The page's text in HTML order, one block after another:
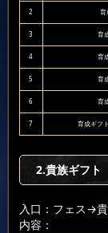
2 育
3 育
4 育
5 育
6 育
7 育成ギフ
2.貴族ギフト
入口：フェス→貴
内容：